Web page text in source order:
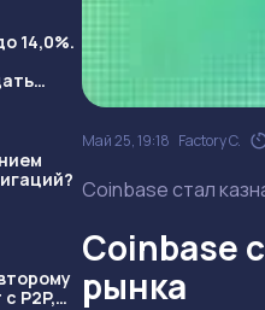
14,0%.
P2P,
Май 25, 19:18 Factory C.
Coinbase стал
Coinbase
рынка